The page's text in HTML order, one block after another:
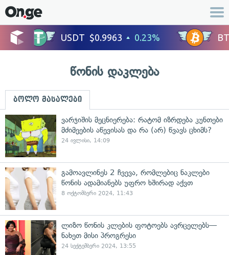
წონის დაკლება
ბოლო მასალები
ვარჯიშის მეცნიერება: რატომ იზრდება კუნთები
მძიმეების აწევისას და რა (არ) წვავს ცხიმს?
24 ივლისი, 14:09
გამოავლინეს 2 ჩვევა, რომლებიც ნაკლები
წონის ადამიანებს უფრო ხშირად აქვთ
8 ოქტომბერი 2024, 11:43
ლიზო წონის კლების ფოტოებს ავრცელებს—
ნახეთ მისი პროგრესი
24 სექტემბერი 2024, 13:55